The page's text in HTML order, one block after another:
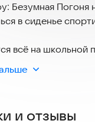
Безумная
в сиденье
всё на школьной
не взять её на
не просто
скорость:
и отзывы